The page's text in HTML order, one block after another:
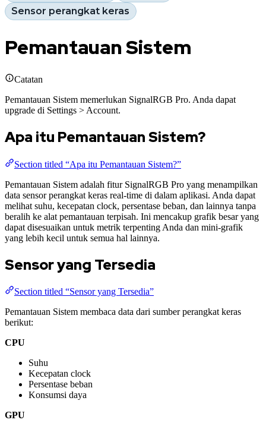
Sensor perangkat keras
Pemantauan Sistem
Catatan
Pemantauan Sistem memerlukan SignalRGB Pro. Anda dapat
upgrade di Settings > Account.
Apa itu Pemantauan Sistem?
Section titled “Apa itu Pemantauan Sistem?”
Pemantauan Sistem adalah fitur SignalRGB Pro yang menampilkan
data sensor perangkat keras real-time di dalam aplikasi. Anda dapat
melihat suhu, kecepatan clock, persentase beban, dan lainnya tanpa
beralih ke alat pemantauan terpisah. Ini mencakup grafik besar yang
dapat disesuaikan untuk metrik terpenting Anda dan mini-grafik
yang lebih kecil untuk semua hal lainnya.
Sensor yang Tersedia
Section titled “Sensor yang Tersedia”
Pemantauan Sistem membaca data dari sumber perangkat keras
berikut:
CPU
Suhu
Kecepatan clock
Persentase beban
Konsumsi daya
GPU